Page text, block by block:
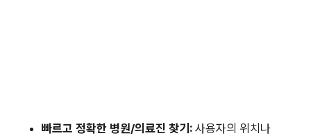
빠르고 정확한 병원/의료진 찾기: 사용자의 위치나